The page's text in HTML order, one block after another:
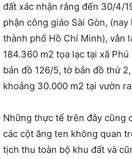
đất xác nhận rằng đến 30/4/
phận công giáo Sài Gòn,
thành phố Hồ Chí Minh), vẫn
184.360 m2 tọa lạc tại xã
bản đồ 126/5, tờ bản đồ thứ
khoảng 30.000 m2 tại vườn
Những thực tế trên đây cũng
các cột ăng ten không quan
tịch thu toàn bộ khu đất và